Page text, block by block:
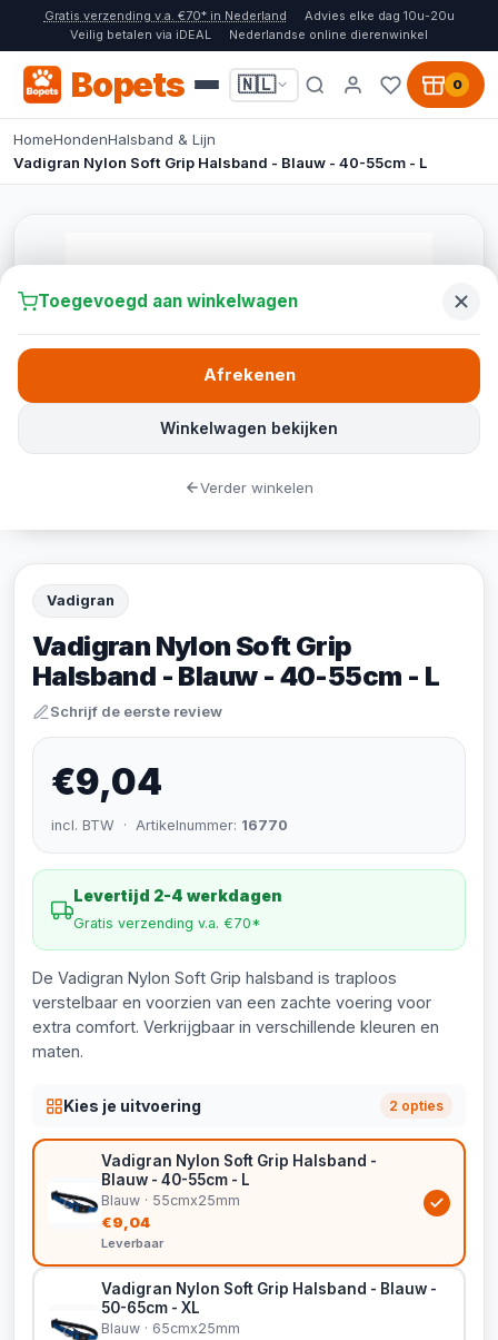
Gratis verzending v.a. €70* in Nederland
Advies elke dag 10u-20u
Veilig betalen via iDEAL
Nederlandse online dierenwinkel
Bopets 🇳🇱 0
HomeHondenHalsband & Lijn
Vadigran Nylon Soft Grip Halsband - Blauw - 40-55cm - L
Vadigran
Vadigran Nylon Soft Grip
Halsband - Blauw - 40-55cm - L
Schrijf de eerste review
€9,04
incl. BTW · Artikelnummer: 16770
Levertijd 2-4 werkdagen
Gratis verzending v.a. €70*
De Vadigran Nylon Soft Grip halsband is traploos
verstelbaar en voorzien van een zachte voering voor
extra comfort. Verkrijgbaar in verschillende kleuren en
maten.
Kies je uitvoering 2 opties
Vadigran Nylon Soft Grip Halsband -
Blauw - 40-55cm - L
Blauw · 55cmx25mm
€9,04
Leverbaar
Vadigran Nylon Soft Grip Halsband - Blauw -
50-65cm - XL
Blauw · 65cmx25mm
Toegevoegd aan winkelwagen
Winkelwagen bekijken
Afrekenen
Verder winkelen